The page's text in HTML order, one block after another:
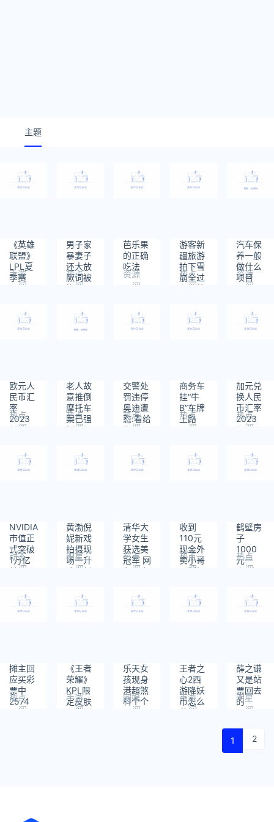
主题
《英雄
联盟》
LPL夏
季赛
WBG
胜EDG
手游
阅
909
男子家
暴妻子
还大放
厥词被
拘10日
热点
阅
941
芭乐果
的正确
吃法
资源
阅
游客新
疆旅游
拍下雪
崩全过
程：壮
众人尖
热点
阅
762
汽车保
养一般
做什么
项目
资源
阅
554
欧元人
民币汇
率
2023
年6月
热点
阅
571
老人故
意推倒
摩托车
案已强
制执行
热点
阅
794
交警处
罚违停
奥迪遭
怼:看给
你傲
热点
阅
商务车
挂“牛
B”车牌
上路
热点
阅
708
加元兑
换人民
币汇率
2023
年6月6
热点
阅
504
NVIDIA
市值正
式突破
1万亿
美元！
动态
阅
712
黄渤倪
妮新戏
拍摄现
场一升
降台倒
明星
阅
578
清华大
学女生
获选美
冠军 网
友：全
热点
阅
收到
110元
现金外
卖小哥
果断报
热点
阅
818
鹤壁房
子
1000
元一
套?官
热点
阅
572
摊主回
应买彩
票中
2574
万:21
热点
阅
《王者
荣耀》
KPL限
定皮肤
公布：
手游
阅
乐天女
孩现身
港超煞
科个个
C Cup
网娱
阅
王者之
心2西
游降妖
币怎么
获取？
页游
阅
薛之谦
又是站
票回去
的
明星
阅
558
1 2